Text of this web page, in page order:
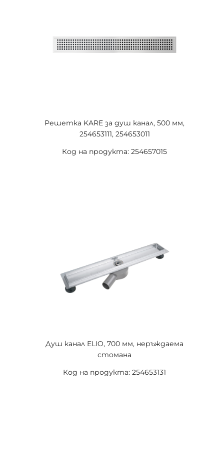
Решетка KARE за душ канал, 500 мм,
254653111, 254653011
Код на продукта: 254657015
Душ канал ELIO, 700 мм, неръждаема
стомана
Код на продукта: 254653131